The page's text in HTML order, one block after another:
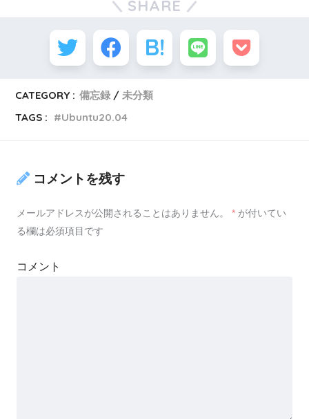
SHARE
CATEGORY : 備忘録
未分類
TAGS :
Ubuntu20.04
コメントを残す
メールアドレスが公開されることはありません。 * が付いてい
る欄は必須項目です
コメント